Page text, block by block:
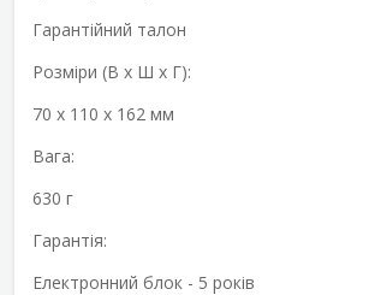
Гарантійний талон
Розміри (В х Ш х Г):
70 х 110 х 162 мм
Вага:
630 г
Гарантія:
Електронний блок - 5 років